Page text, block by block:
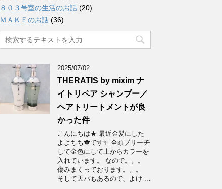
８０３号室の生活のお話 (20)
ＭＡＫＥのお話 (36)
2025/07/02
THERATIS by mixim ナ
イトリペア シャンプー／
ヘアトリートメントが良
かった件
こんにちは★ 最近金髪にした
よよちち🐨です✨ 全頭ブリーチ
して金色にして上からカラーを
入れています。 なので。。。
傷みまくっております。。。
そして天パもあるので、よけ ...